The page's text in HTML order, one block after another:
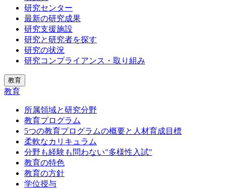
研究センター
最新の研究成果
研究支援施設
研究と研究者を探す
研究の状況
研究コンプライアンス・取り組み
教育
教育
所属領域と研究分野
教育プログラム
5つの教育プログラムの概要と人材育成目標
柔軟なカリキュラム
分野も経験も問わない"多様性入試"
教育の特色
教育の方針
学位授与